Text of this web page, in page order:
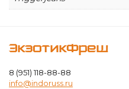
ЭкзотикФреш
8 (951) 118-88-88
info@indoruss.ru